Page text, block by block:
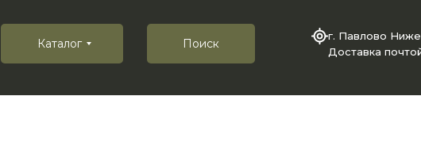
г. Павлово
Доставка
Поиск
Каталог